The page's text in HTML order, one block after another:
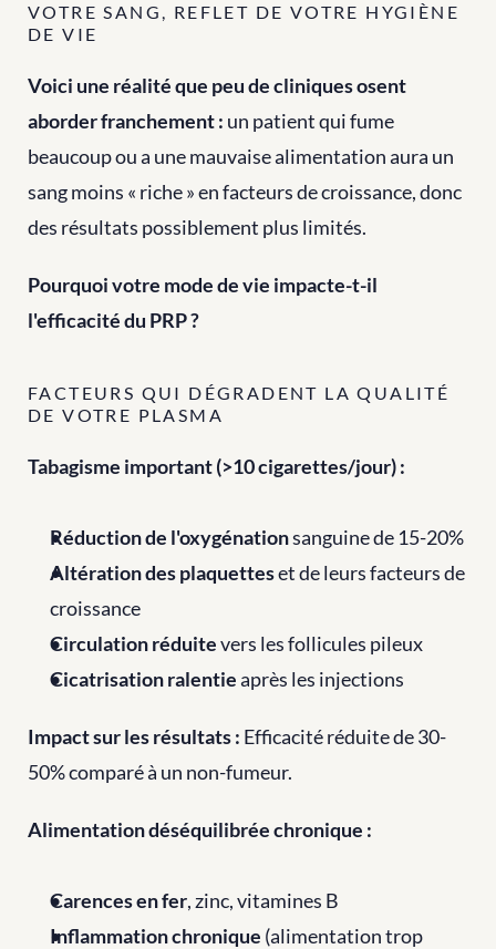
VOTRE SANG, REFLET DE VOTRE HYGIÈNE
DE VIE
Voici une réalité que peu de cliniques osent
aborder franchement : un patient qui fume
beaucoup ou a une mauvaise alimentation aura un
sang moins « riche » en facteurs de croissance, donc
des résultats possiblement plus limités.
Pourquoi votre mode de vie impacte-t-il
l'efficacité du PRP ?
FACTEURS QUI DÉGRADENT LA QUALITÉ
DE VOTRE PLASMA
Tabagisme important (>10 cigarettes/jour) :
Réduction de l'oxygénation sanguine de 15-20%
Altération des plaquettes et de leurs facteurs de
croissance
Circulation réduite vers les follicules pileux
Cicatrisation ralentie après les injections
Impact sur les résultats : Efficacité réduite de 30-
50% comparé à un non-fumeur.
Alimentation déséquilibrée chronique :
Carences en fer, zinc, vitamines B
Inflammation chronique (alimentation trop